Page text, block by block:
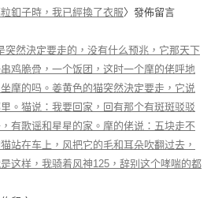
釦子時，我已經換了衣服〉發佈留言
突然決定要走的，没有什么预兆，它那天下
鸡脆骨，一个饭团，这时一个摩的佬呼地
摩的吗。姜黄色的猫突然決定要走，它说
。猫说：我要回家，回有那个有斑斑驳驳
有歌谣和星星的家。摩的佬说：五块走不
站在车上，风把它的毛和耳朵吹翻过去，
这样，我骑着风神125，辞别这个哮喘的都